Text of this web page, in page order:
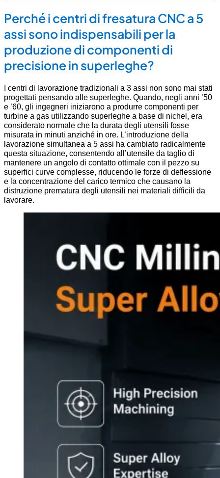
Perché i centri di fresatura CNC a 5
assi sono indispensabili per la
produzione di componenti di
precisione in superleghe?
I centri di lavorazione tradizionali a 3 assi non sono mai stati
progettati pensando alle superleghe. Quando, negli anni ’50
e ’60, gli ingegneri iniziarono a produrre componenti per
turbine a gas utilizzando superleghe a base di nichel, era
considerato normale che la durata degli utensili fosse
misurata in minuti anziché in ore. L’introduzione della
lavorazione simultanea a 5 assi ha cambiato radicalmente
questa situazione, consentendo all’utensile da taglio di
mantenere un angolo di contatto ottimale con il pezzo su
superfici curve complesse, riducendo le forze di deflessione
e la concentrazione del carico termico che causano la
distruzione prematura degli utensili nei materiali difficili da
lavorare.